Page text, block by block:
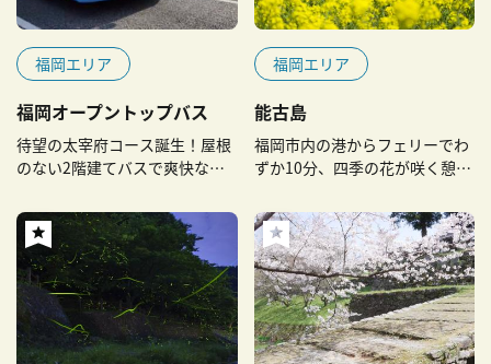
福岡エリア
福岡オープントップバス
待望の太宰府コース誕生！屋根
のない2階建てバスで爽快な小
福岡エリア
能古島
福岡市内の港からフェリーでわ
ずか10分、四季の花が咲く憩い